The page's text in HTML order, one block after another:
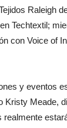
Raleigh
Techtextil;
con Voice of
y eventos
Meade,